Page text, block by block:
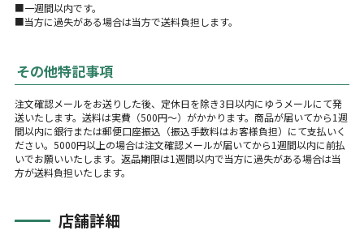
■一週間以内です。
■当方に過失がある場合は当方で送料負担します。
その他特記事項
注文確認メールをお送りした後、定休日を除き3日以内にゆうメールにて発
送いたします。送料は実費（500円～）がかかります。商品が届いてから1週
間以内に銀行または郵便口座振込（振込手数料はお客様負担）にて支払いく
ださい。5000円以上の場合は注文確認メールが届いてから1週間以内に前払
いでお願いいたします。返品期限は1週間以内で当方に過失がある場合は当
方が送料負担いたします。
店舗詳細